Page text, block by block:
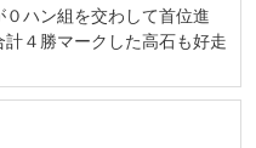
ハン組を交わして首位進
４勝マークした高石も好走